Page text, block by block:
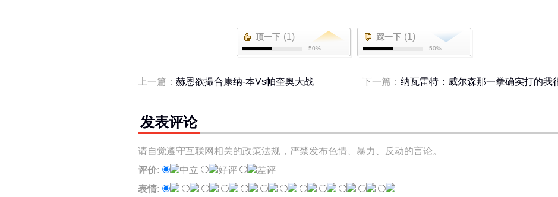
顶一下 (1)
50%
踩一下 (1)
50%
下一篇： 纳瓦雷特：威尔森那一拳确实打的我
上一篇： 赫恩欲撮合康纳-本Vs帕奎奥大战
发表评论
请自觉遵守互联网相关的政策法规，严禁发布色情、暴力、反动的言论。
评价:
中立 好评
差评
表情: